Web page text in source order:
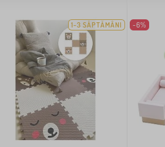
1-3 SĂPTĂMÂNI -6%